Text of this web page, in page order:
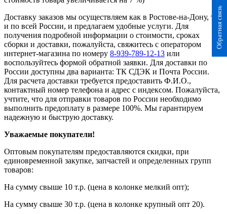
Обратная связь
Доставку заказов мы осуществляем как в Ростове-на-Дону, так
и по всей России, и предлагаем удобные услуги. Для
получения подробной информации о стоимости, сроках
сборки и доставки, пожалуйста, свяжитесь с оператором
интернет-магазина по номеру 8-939-789-12-13 или
воспользуйтесь формой обратной заявки. Для доставки по
России доступны два варианта: ТК СДЭК и Почта России.
Для расчета доставки требуется предоставить Ф.И.О.,
контактный номер телефона и адрес с индексом. Пожалуйста,
учтите, что для отправки товаров по России необходимо
выполнить предоплату в размере 100%. Мы гарантируем
надежную и быструю доставку.
Уважаемые покупатели!
Оптовым покупателям предоставляются скидки, при
единовременной закупке, запчастей и определенных групп
товаров:
На сумму свыше 10 т.р. (цена в колонке мелкий опт);
На сумму свыше 30 т.р. (цена в колонке крупный опт 20).